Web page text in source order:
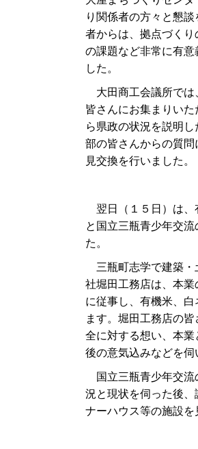
り関係者の方々と懇
者からは、拠点づく
の課題など非常に有
した。
大田商工会議所で
皆さんにお集まりい
ら県政の状況を説明
部の皆さんからの質
見交換を行いました。
翌日（１５日）は
と国立三瓶青少年交
た。
三瓶町志学で建築・
社堀田工務店は、本
に従事し、有機米、
ます。堀田工務店の
全に対する想い、本
後の意気込みなどを伺
国立三瓶青少年交
況と現状を伺った後、
ナーハウス等の施設を